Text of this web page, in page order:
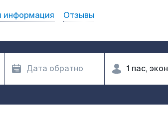
информация Отзывы